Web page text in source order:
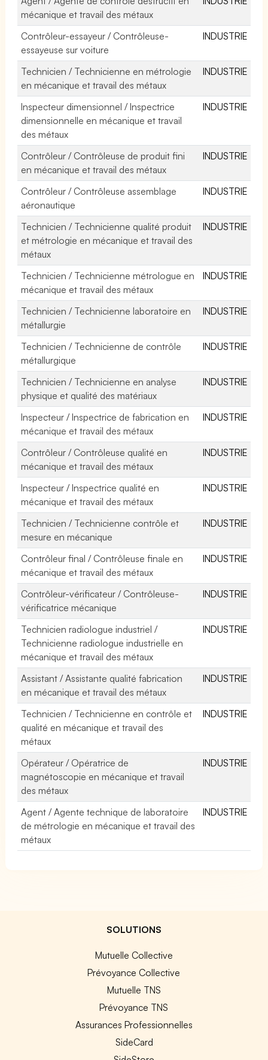
mécanique et travail des métaux
Contrôleur-essayeur / Contrôleuse-
essayeuse sur voiture
INDUSTRIE
Technicien / Technicienne en métrologie
en mécanique et travail des métaux
INDUSTRIE
Inspecteur dimensionnel / Inspectrice
dimensionnelle en mécanique et travail
des métaux
INDUSTRIE
Contrôleur / Contrôleuse de produit fini
en mécanique et travail des métaux
INDUSTRIE
Contrôleur / Contrôleuse assemblage
aéronautique
INDUSTRIE
Technicien / Technicienne qualité produit
et métrologie en mécanique et travail des
métaux
INDUSTRIE
Technicien / Technicienne métrologue en
mécanique et travail des métaux
INDUSTRIE
Technicien / Technicienne laboratoire en
métallurgie
INDUSTRIE
Technicien / Technicienne de contrôle
métallurgique
INDUSTRIE
Technicien / Technicienne en analyse
physique et qualité des matériaux
INDUSTRIE
Inspecteur / Inspectrice de fabrication en
mécanique et travail des métaux
INDUSTRIE
Contrôleur / Contrôleuse qualité en
mécanique et travail des métaux
INDUSTRIE
Inspecteur / Inspectrice qualité en
mécanique et travail des métaux
INDUSTRIE
Technicien / Technicienne contrôle et
mesure en mécanique
INDUSTRIE
Contrôleur final / Contrôleuse finale en
mécanique et travail des métaux
INDUSTRIE
Contrôleur-vérificateur / Contrôleuse-
vérificatrice mécanique
INDUSTRIE
Technicien radiologue industriel /
Technicienne radiologue industrielle en
mécanique et travail des métaux
INDUSTRIE
Assistant / Assistante qualité fabrication
en mécanique et travail des métaux
INDUSTRIE
Technicien / Technicienne en contrôle et
qualité en mécanique et travail des
métaux
INDUSTRIE
Opérateur / Opératrice de
magnétoscopie en mécanique et travail
des métaux
INDUSTRIE
Agent / Agente technique de laboratoire
de métrologie en mécanique et travail des
métaux
INDUSTRIE
SOLUTIONS
Mutuelle Collective
Prévoyance Collective
Mutuelle TNS
Prévoyance TNS
Assurances Professionnelles
SideCard